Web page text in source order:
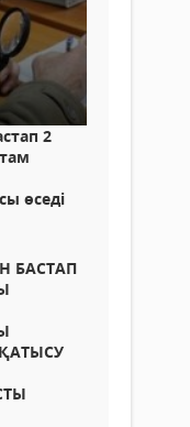
2
өседі
БАСТАП